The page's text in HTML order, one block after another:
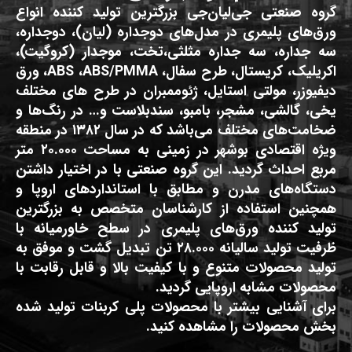
گروه صنعتی جی‌لیان‌جی بزرگترین تولید کننده انواع
ورق‌های پلیمری در مدل‌های دوجداره (لیان)، دوجداره،
سه جداره، سه جداره مثلثی،تخت، موجدار (کروگیت)،
اکریلیک، کریستال، طرح سفال، ABS ،ABS/PMMA، ورق
دیفیوزر، مولتی استایل، ژئوممبران در طرح های مختلف
یخی، گالشی، مشجر، بامبو، سندبلاست و… در رنگ‌ها و
ضخامت‌های مختلف می‌باشد که در سال ۱۳۸۲ در منطقه
ویژه اقتصادی بوشهر در زمینی به مساحت ۲۰.۰۰۰ متر
مربع احداث گردید. این گروه صنعتی با در اختیار داشتن
دستگاه‌های مدرن و مطابق با استانداردهای اروپا و
همچنین استفاده از کارشناسان متخصص به بزرگترین
تولید کننده ورق‌های پلیمری در سطح خاورمیانه با
ظرفیت تولید سالیانه ۲۸.۰۰۰ تن تبدیل گشت و موفق به
تولید محصولات متنوع و با کیفیت بالا و قابل رقابت با
محصولات مشابه اروپایی گردید.
برای آشنایی بیشتر با محصولات پلی کربنات تولید شده
بخش محصولات را مشاهده کنید.